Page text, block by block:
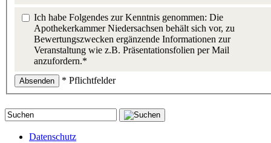
Ich habe Folgendes zur Kenntnis genommen: Die
Apothekerkammer Niedersachsen behält sich vor, zu
Bewertungszwecken ergänzende Informationen zur
Veranstaltung wie z.B. Präsentationsfolien per Mail
anzufordern.*
* Pflichtfelder
Datenschutz